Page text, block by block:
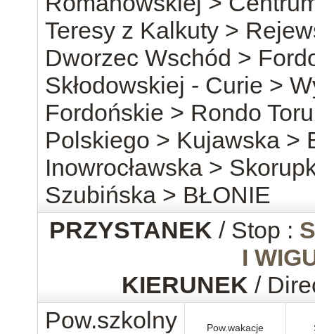
Teresy z Kalkuty >
Dworzec Wschód >
Skłodowskiej - Curie >
Fordońskie > Rondo
Polskiego > Kujawska >
Inowrocławska >
Szubińska > BŁONIE
PRZYSTANEK / Stop :
I
KIERUNEK /
Pow.szkolny
Pow.wakacje